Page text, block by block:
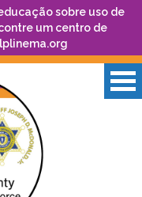
sobre uso de
um centro de